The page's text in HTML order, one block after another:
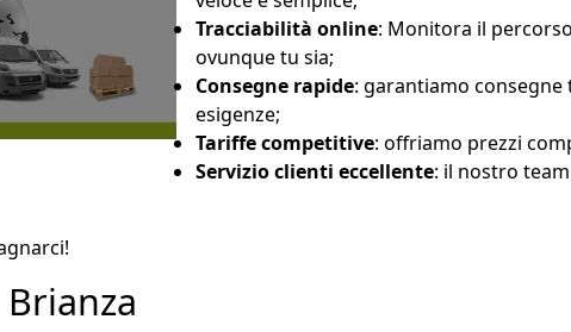
Tracciabilità online: Monitora il
ovunque tu sia;
Consegne rapide: garantiamo
esigenze;
Tariffe competitive: offriamo prezzi
Servizio clienti eccellente: il nostro